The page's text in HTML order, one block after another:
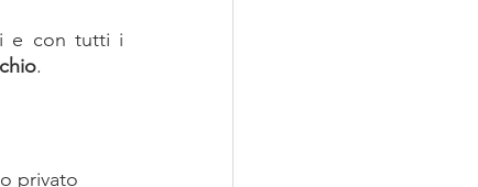
e con tutti i
.
privato